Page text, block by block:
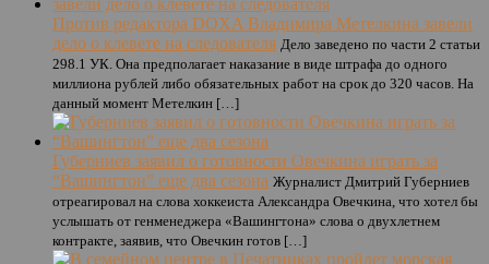
Против редактора DOXA Владимира Метелкина завели
дело о клевете на следователя Дело заведено по части 2 статьи
298.1 УК. Она предполагает наказание в виде штрафа до одного
миллиона рублей либо обязательных работ на срок до 320 часов. На
данный момент Метелкин […]
Губерниев заявил о готовности Овечкина играть за
“Вашингтон” еще два сезона Журналист Дмитрий Губерниев
отреагировал на слова хоккеиста Александра Овечкина, что хотел бы
услышать от генменеджера «Вашингтона» слова о двухлетнем
контракте, заявив, что Овечкин готов […]